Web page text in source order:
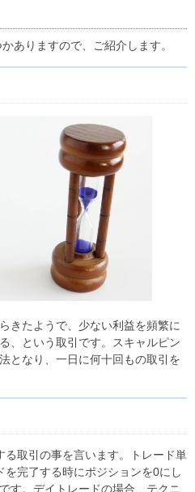
ありますので、ご紹介します。
きたようで、少ない利益を頻繁に
、という取引です。スキャルピン
となり、一日に何十回もの取引を
取引の事を言います。トレード単
完了する時にポジションを0にし
す。デイトレードの場合、テクニ